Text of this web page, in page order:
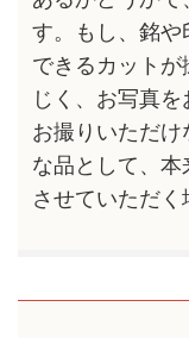
す。もし、銘や
できるカットが
じく、お写真
お撮りいただけ
な品として、
させていただく